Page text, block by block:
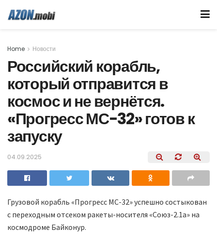
Home Новости
Российский корабль,
который отправится в
космос и не вернётся.
«Прогресс МС-32» готов к
запуску
04.09.2025
Грузовой корабль «Прогресс МС-32» успешно состыкован
с переходным отсеком ракеты-носителя «Союз-2.1а» на
космодроме Байконур.